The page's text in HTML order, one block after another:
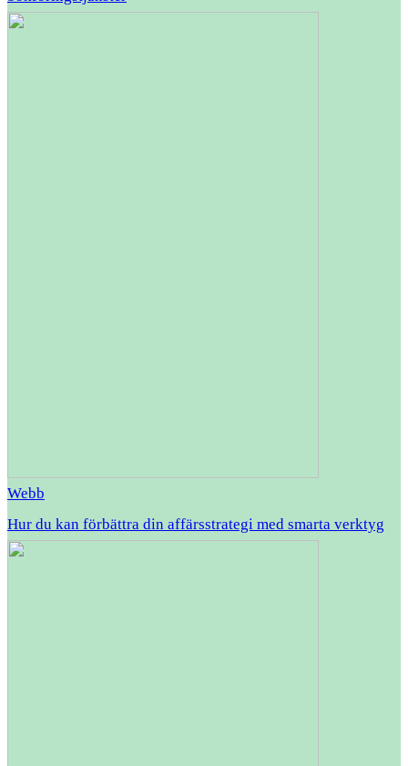
Webb
Hur du kan förbättra din affärsstrategi med smarta verktyg